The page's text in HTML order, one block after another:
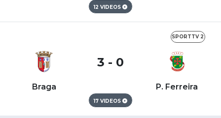
12 VIDEOS
SPORTTV 2
Braga
3 - 0
P. Ferreira
17 VIDEOS